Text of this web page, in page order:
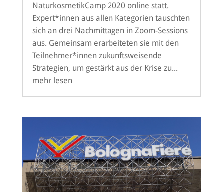
NaturkosmetikCamp 2020 online statt.
Expert*innen aus allen Kategorien tauschten
sich an drei Nachmittagen in Zoom-Sessions
aus. Gemeinsam erarbeiteten sie mit den
Teilnehmer*innen zukunftsweisende
Strategien, um gestärkt aus der Krise zu...
mehr lesen